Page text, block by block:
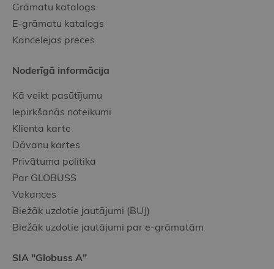
Grāmatu katalogs
E-grāmatu katalogs
Kancelejas preces
Noderīgā informācija
Kā veikt pasūtījumu
Iepirkšanās noteikumi
Klienta karte
Dāvanu kartes
Privātuma politika
Par GLOBUSS
Vakances
Biežāk uzdotie jautājumi (BUJ)
Biežāk uzdotie jautājumi par e-grāmatām
SIA "Globuss A"